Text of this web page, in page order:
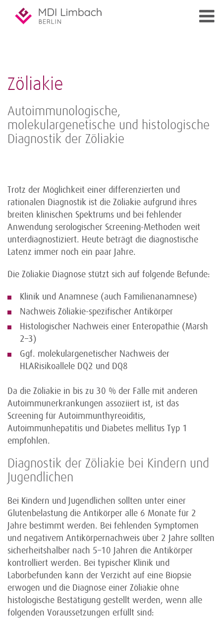
Zöliakie
Autoimmunologische,
molekulargenetische und histologische
Diagnostik der Zöliakie
Trotz der Möglichkeit einer differenzierten und
rationalen Diagnostik ist die Zöliakie aufgrund ihres
breiten klinischen Spektrums und bei fehlender
Anwendung serologischer Screening-Methoden weit
unterdiagnostiziert. Heute beträgt die diagnostische
Latenz immer noch ein paar Jahre.
Die Zöliakie Diagnose stützt sich auf folgende Befunde:
Klinik und Anamnese (auch Familienanamnese)
Nachweis Zöliakie-spezifischer Antikörper
Histologischer Nachweis einer Enteropathie (Marsh
2–3)
Ggf. molekulargenetischer Nachweis der
HLARisikoallele DQ2 und DQ8
Da die Zöliakie in bis zu 30 % der Fälle mit anderen
Autoimmunerkrankungen assoziiert ist, ist das
Screening für Autoimmunthyreoiditis,
Autoimmunhepatitis und Diabetes mellitus Typ 1
empfohlen.
Diagnostik der Zöliakie bei Kindern und
Jugendlichen
Bei Kindern und Jugendlichen sollten unter einer
Glutenbelastung die Antikörper alle 6 Monate für 2
Jahre bestimmt werden. Bei fehlenden Symptomen
und negativem Antikörpernachweis über 2 Jahre sollten
sicherheitshalber nach 5–10 Jahren die Antikörper
kontrolliert werden. Bei typischer Klinik und
Laborbefunden kann der Verzicht auf eine Biopsie
erwogen und die Diagnose einer Zöliakie ohne
histologische Bestätigung gestellt werden, wenn alle
folgenden Voraussetzungen erfüllt sind: